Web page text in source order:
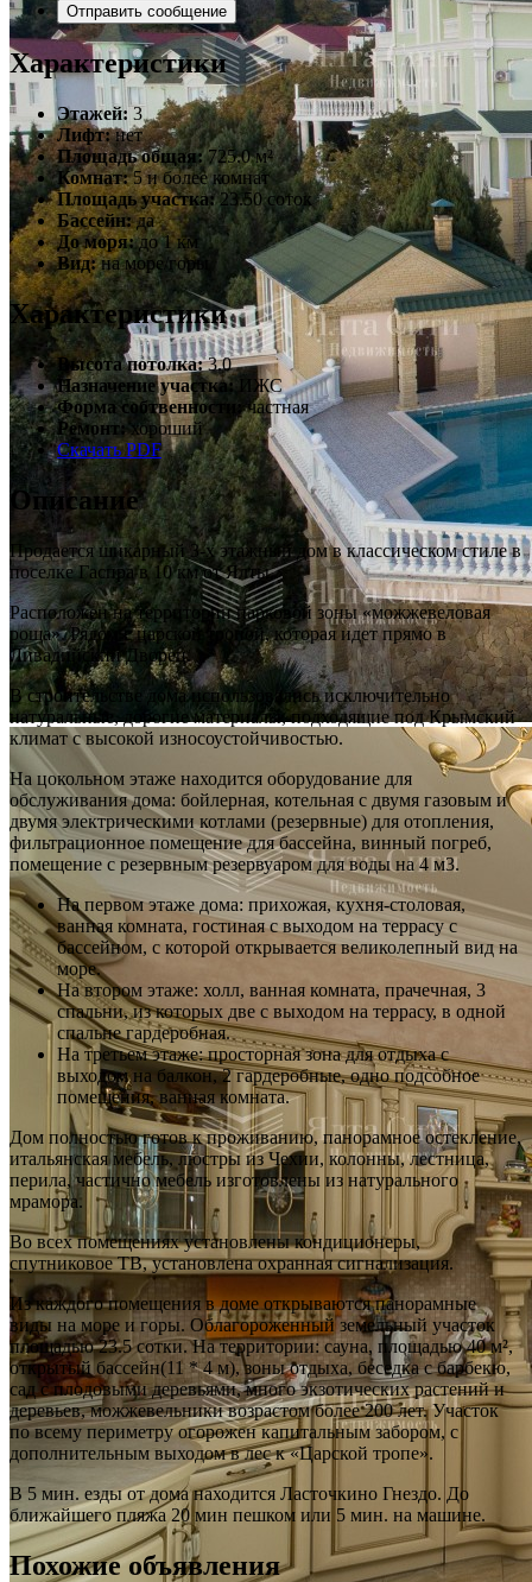
Отправить сообщение
Характеристики
Этажей: 3
Лифт: нет
Площадь общая: 725.0 м²
Комнат: 5 и более комнат
Площадь участка: 23.50 соток
Бассейн: да
До моря: до 1 км
Вид: на море/горы
Характеристики
Высота потолка: 3.0
Назначение участка:
ИЖС
Форма собтвенности: частная
Ремонт: хороший
Скачать PDF
Описание
Продается шикарный 3-х этажный дом в классическом стиле в
поселке Гаспра в 10 км от Ялты.
Расположен на территории парковой зоны «можжевеловая
роща». Рядом с царской тропой, которая идет прямо в
Ливадийский Дворец.
В строительстве дома использовались исключительно
натуральные, дорогие материалы, подходящие под Крымский
климат с высокой износоустойчивостью.
На цокольном этаже находится оборудование для
обслуживания дома: бойлерная, котельная с двумя газовым и
двумя электрическими котлами (резервные) для отопления,
фильтрационное помещение для бассейна, винный погреб,
помещение с резервным резервуаром для воды на 4 м3.
На первом этаже дома: прихожая, кухня-столовая,
ванная комната, гостиная с выходом на террасу с
бассейном, с которой открывается великолепный вид на
море.
На втором этаже: холл, ванная комната, прачечная, 3
спальни, из которых две с выходом на террасу, в одной
спальне гардеробная.
На третьем этаже: просторная зона для отдыха с
выходом на балкон, 2 гардеробные, одно подсобное
помещения, ванная комната.
Дом полностью готов к проживанию, панорамное остекление,
итальянская мебель, люстры из Чехии, колонны, лестница,
перила, частично мебель изготовлены из натурального
мрамора.
Во всех помещениях установлены кондиционеры,
спутниковое ТВ, установлена охранная сигнализация.
Из каждого помещения в доме открываются панорамные
виды на море и горы. Облагороженный земельный участок
площадью 23.5 сотки. На территории: сауна, площадью 40 м²,
открытый бассейн(11 * 4 м), зоны отдыха, беседка с барбекю,
сад с плодовыми деревьями, много экзотических растений и
деревьев, можжевельники возрастом более 200 лет. Участок
по всему периметру огорожен капитальным забором, с
дополнительным выходом в лес к «Царской тропе».
В 5 мин. езды от дома находится Ласточкино Гнездо. До
ближайшего пляжа 20 мин пешком или 5 мин. на машине.
Похожие объявления